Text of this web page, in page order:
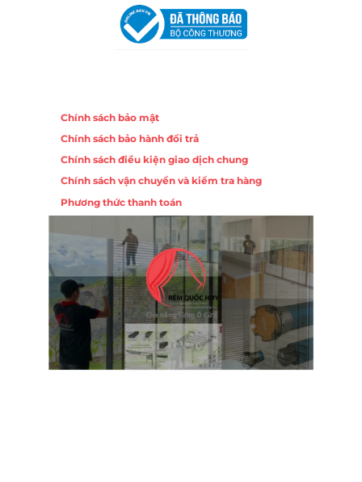
Chính sách bảo mật
Chính sách bảo hành đổi trả
Chính sách điều kiện giao dịch chung
Chính sách vận chuyển và kiểm tra hàng
Phương thức thanh toán